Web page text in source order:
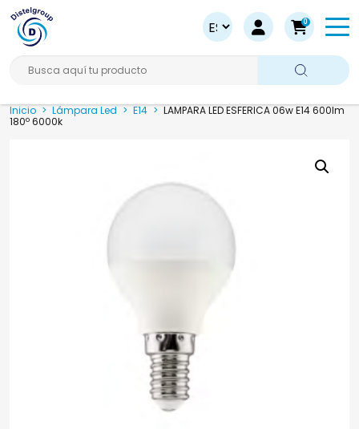
0
Busca aquí tu producto
Inicio > Lámpara Led > E14 > LAMPARA LED ESFERICA 06w E14 600lm
180º 6000k